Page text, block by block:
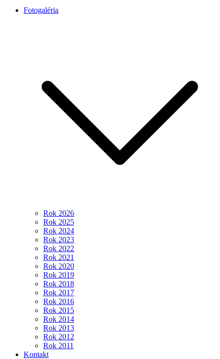
Fotogaléria
Rok 2026
Rok 2025
Rok 2024
Rok 2023
Rok 2022
Rok 2021
Rok 2020
Rok 2019
Rok 2018
Rok 2017
Rok 2016
Rok 2015
Rok 2014
Rok 2013
Rok 2012
Rok 2011
Kontakt